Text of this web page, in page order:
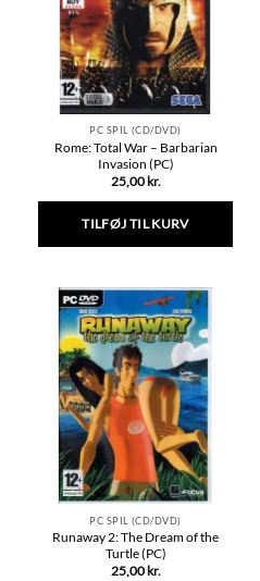
vælges
på
varesiden
PC SPIL (CD/DVD)
Rome: Total War – Barbarian
Invasion (PC)
25,00 kr.
TILFØJ TIL KURV
PC SPIL (CD/DVD)
Runaway 2: The Dream of the
Turtle (PC)
25,00 kr.